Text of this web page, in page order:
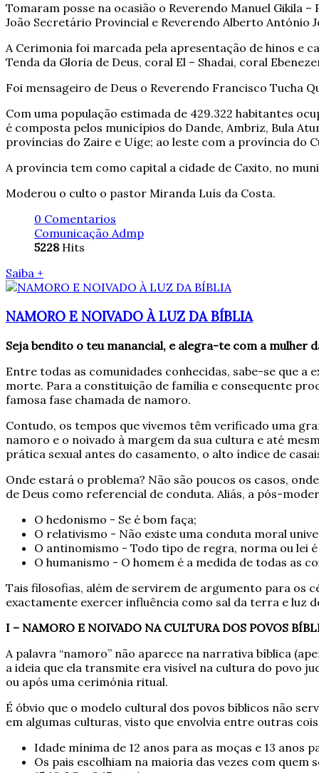
Tomaram posse na ocasião o Reverendo Manuel Gikila
João Secretário Provincial e Reverendo Alberto António
A Cerimonia foi marcada pela apresentação de hinos e
Tenda da Gloria de Deus, coral El – Shadai, coral
Foi mensageiro de Deus o Reverendo Francisco Tucha
Com uma população estimada de 429.322 habitantes
é composta pelos municípios do Dande, Ambriz, Bula
províncias do Zaire e Uíge; ao leste com a província do
A província tem como capital a cidade de Caxito, no
Moderou o culto o pastor Miranda Luís da Costa.
0 Comentarios
Comunicação Admp
5228Hits
Saiba +
NAMORO E NOIVADO À LUZ DA BÍBLIA
Seja bendito o teu manancial, e alegra-te com a mulher
Entre todas as comunidades conhecidas, sabe-se que
morte. Para a constituição de família e consequente
famosa fase chamada de namoro.
Contudo, os tempos que vivemos têm verificado uma
namoro e o noivado à margem da sua cultura e até
prática sexual antes do casamento, o alto índice de
Onde estará o problema? Não são poucos os casos,
de Deus como referencial de conduta. Aliás, a pós-
O hedonismo - Se é bom faça;
O relativismo - Não existe uma conduta moral
O antinomismo - Todo tipo de regra, norma ou lei
O humanismo - O homem é a medida de todas as
Tais filosofias, além de servirem de argumento para os
exactamente exercer influência como sal da terra e luz
I – NAMORO E NOIVADO NA CULTURA DOS POVOS
A palavra “namoro” não aparece na narrativa bíblica
a ideia que ela transmite era visível na cultura do povo
ou após uma cerimónia ritual.
É óbvio que o modelo cultural dos povos bíblicos não
em algumas culturas, visto que envolvia entre outras
Idade mínima de 12 anos para as moças e 13 anos
Os pais escolhiam na maioria das vezes com quem